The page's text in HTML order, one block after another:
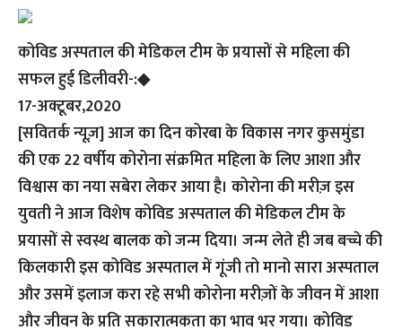
कोविड अस्पताल की मेडिकल टीम के प्रयासों से महिला की
सफल हुई डिलीवरी-:◆
17-अक्टूबर,2020
[सवितर्क न्यूज़]आज का दिन कोरबा के विकास नगर कुसमुंडा
की एक 22 वर्षीय कोरोना संक्रमित महिला के लिए आशा और
विश्वास का नया सबेरा लेकर आया है। कोरोना की मरीज़ इस
युवती ने आज विशेष कोविड अस्पताल की मेडिकल टीम के
प्रयासों से स्वस्थ बालक को जन्म दिया। जन्म लेते ही जब बच्चे की
किलकारी इस कोविड अस्पताल में गूंजी तो मानो सारा अस्पताल
और उसमें इलाज करा रहे सभी कोरोना मरीज़ों के जीवन में आशा
और जीवन के प्रति सकारात्मकता का भाव भर गया। कोविड